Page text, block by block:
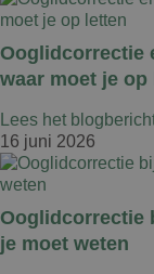
Ooglidcorrectie
waar moet je op
Lees het
16 juni 2026
Ooglidcorrectie
je moet weten